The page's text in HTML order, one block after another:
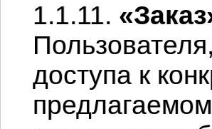
1.1.11.
доступа к